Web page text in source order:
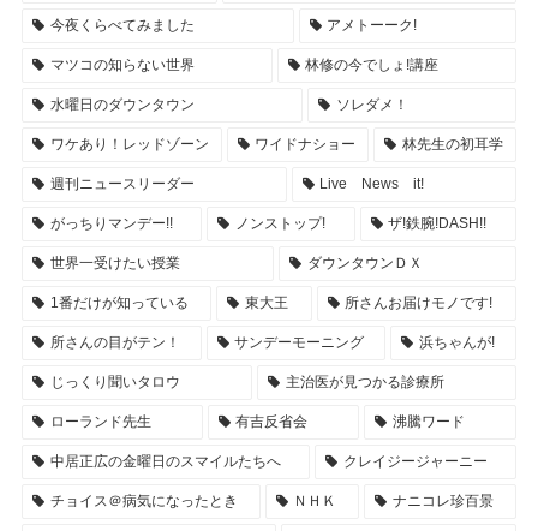
今夜くらべてみました アメトーーク!
マツコの知らない世界 林修の今でしょ!講座
水曜日のダウンタウン ソレダメ！
ワケあり！レッドゾーン ワイドナショー 林先生の初耳学
週刊ニュースリーダー Live News it!
がっちりマンデー!! ノンストップ! ザ!鉄腕!DASH!!
世界一受けたい授業 ダウンタウンＤＸ
1番だけが知っている 東大王 所さんお届けモノです!
所さんの目がテン！ サンデーモーニング 浜ちゃんが!
じっくり聞いタロウ 主治医が見つかる診療所
ローランド先生 有吉反省会 沸騰ワード
中居正広の金曜日のスマイルたちへ クレイジージャーニー
チョイス＠病気になったとき ＮＨＫ ナニコレ珍百景